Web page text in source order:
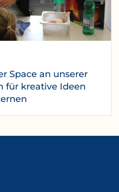
Space an unserer
für kreative Ideen